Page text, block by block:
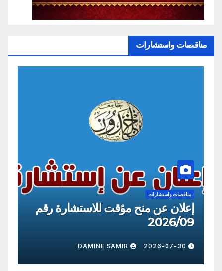
مناقصات واستشارات
مناقصات واستشارات
إعلان عن منح مؤقت للاستشارة رقم
2026/09
2026-07-30
DAMINE SAMIR